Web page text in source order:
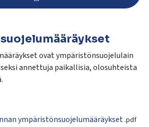
ovat ympäristönsuojelulain
annettuja paikallisia, olosuhteista
ympäristönsuojelumääräykset .pdf